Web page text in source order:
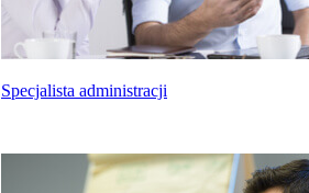
Specjalista administracji